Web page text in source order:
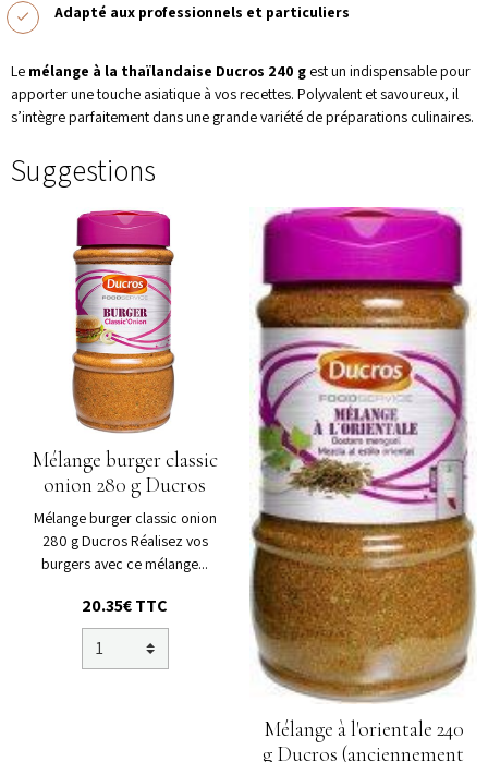
Adapté aux professionnels et particuliers
Le mélange à la thaïlandaise Ducros 240 g est un indispensable pour
apporter une touche asiatique à vos recettes. Polyvalent et savoureux, il
s’intègre parfaitement dans une grande variété de préparations culinaires.
Suggestions
Mélange burger classic
onion 280 g Ducros
Mélange burger classic onion
280 g Ducros Réalisez vos
burgers avec ce mélange...
20.35€ TTC
Mélange à l'orientale 240
g Ducros (anciennement